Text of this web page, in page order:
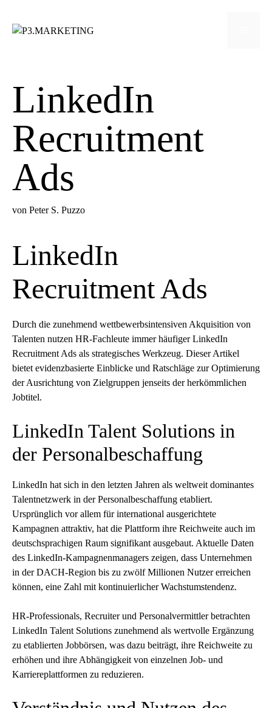
springen
LinkedIn
Recruitment
Ads
von Peter S. Puzzo
LinkedIn
Recruitment Ads
Durch die zunehmend wettbewerbsintensiven Akquisition von
Talenten nutzen HR-Fachleute immer häufiger LinkedIn
Recruitment Ads als strategisches Werkzeug. Dieser Artikel
bietet evidenzbasierte Einblicke und Ratschläge zur Optimierung
der Ausrichtung von Zielgruppen jenseits der herkömmlichen
Jobtitel.
LinkedIn Talent Solutions in
der Personalbeschaffung
LinkedIn hat sich in den letzten Jahren als weltweit dominantes
Talentnetzwerk in der Personalbeschaffung etabliert.
Ursprünglich vor allem für international ausgerichtete
Kampagnen attraktiv, hat die Plattform ihre Reichweite auch im
deutschsprachigen Raum signifikant ausgebaut. Aktuelle Daten
des LinkedIn-Kampagnenmanagers zeigen, dass Unternehmen
in der DACH-Region bis zu zwölf Millionen Nutzer erreichen
können, eine Zahl mit kontinuierlicher Wachstumstendenz.
HR-Professionals, Recruiter und Personalvermittler betrachten
LinkedIn Talent Solutions zunehmend als wertvolle Ergänzung
zu etablierten Jobbörsen, was dazu beiträgt, ihre Reichweite zu
erhöhen und ihre Abhängigkeit von einzelnen Job- und
Karriereplattformen zu reduzieren.